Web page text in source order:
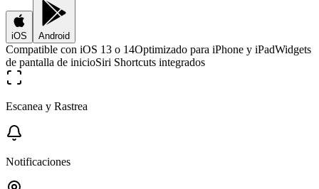
iOS Android
Compatible con iOS 13 o 14Optimizado para iPhone y iPadWidgets
de pantalla de inicioSiri Shortcuts integrados
Escanea y Rastrea
Notificaciones